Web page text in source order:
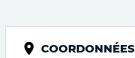
COORDONNÉES